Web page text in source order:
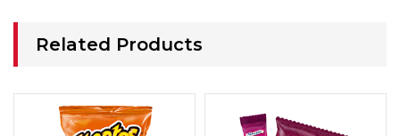
Related Products